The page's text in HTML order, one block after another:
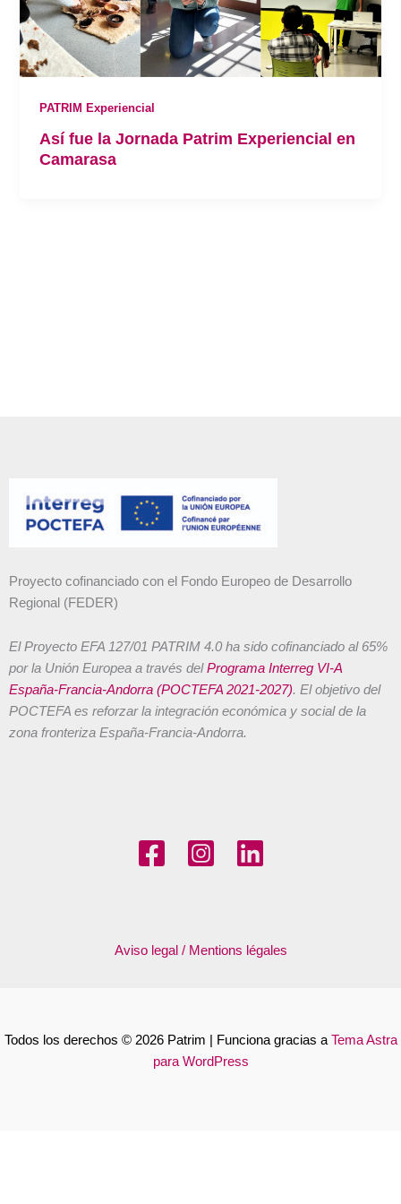
PATRIM Experiencial
Así fue la Jornada Patrim Experiencial en
Camarasa
Proyecto cofinanciado con el Fondo Europeo de Desarrollo
Regional (FEDER)
El Proyecto EFA 127/01 PATRIM 4.0 ha sido cofinanciado al 65%
por la Unión Europea a través delPrograma Interreg VI-A
España-Francia-Andorra (POCTEFA 2021-2027). El objetivo del
POCTEFA es reforzar la integración económica y social de la
zona fronteriza España-Francia-Andorra.
Aviso legal / Mentions légales
Todos los derechos © 2026 Patrim | Funciona gracias a Tema Astra
para WordPress